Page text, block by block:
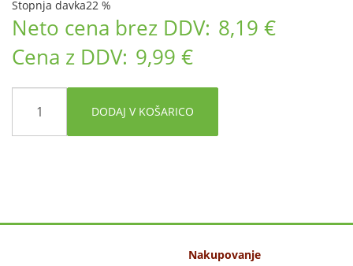
Stopnja davka22 %
Neto cena brez DDV: 8,19 €
Cena z DDV: 9,99 €
DODAJ V KOŠARICO
Nakupovanje